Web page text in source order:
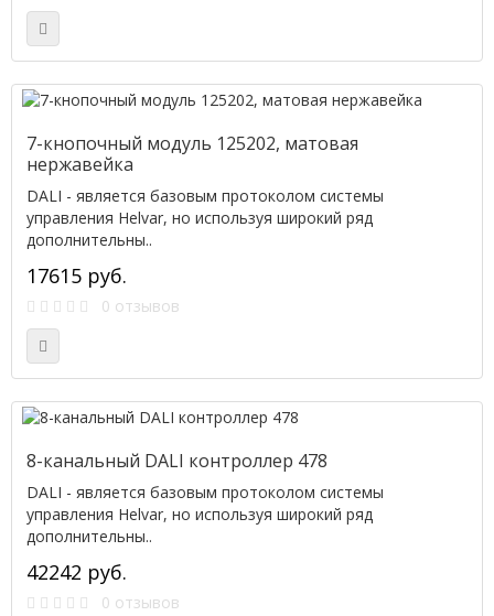
7-кнопочный модуль 125202, матовая
нержавейка
DALI - является базовым протоколом системы
управления Helvar, но используя широкий ряд
дополнительны..
17615 руб.
0 отзывов
8-канальный DALI контроллер 478
DALI - является базовым протоколом системы
управления Helvar, но используя широкий ряд
дополнительны..
42242 руб.
0 отзывов